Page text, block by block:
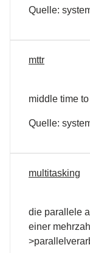
Quelle:
mttr
middle time
Quelle:
multitasking
die parallele
einer